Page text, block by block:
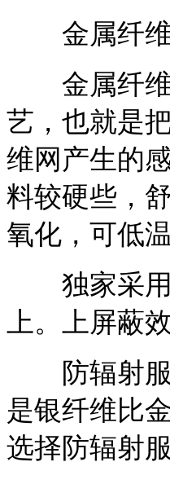
金属纤维
金属纤维
艺，也就是
维网产生的
料较硬些，
氧化，可低温
独家采用
上。上屏蔽
防辐射服
是银纤维比
选择防辐射